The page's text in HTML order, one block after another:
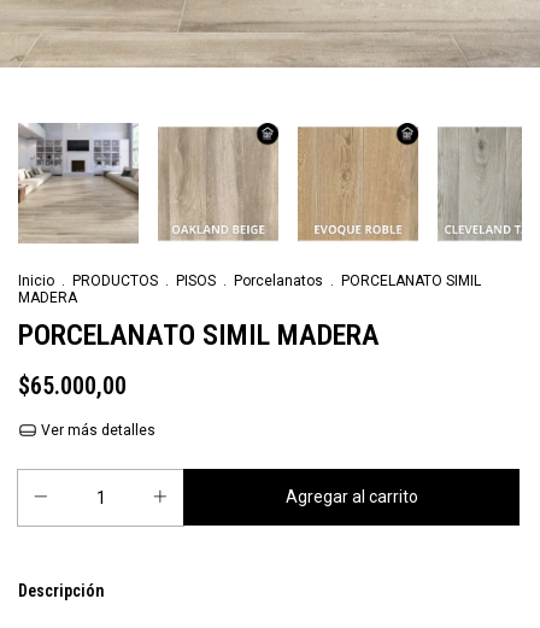
Inicio . PRODUCTOS . PISOS . Porcelanatos .
PORCELANATO SIMIL
MADERA
PORCELANATO SIMIL MADERA
$65.000,00
Ver más detalles
Descripción